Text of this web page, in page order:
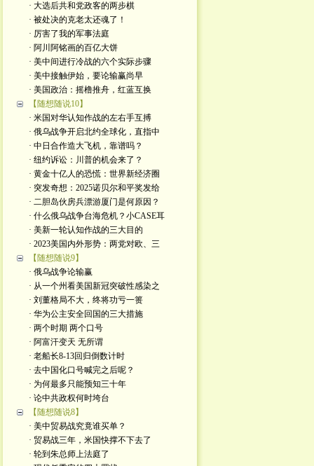
· 大选后共和党政客的两步棋
· 被处决的克老太还魂了！
· 厉害了我的军事法庭
· 阿川阿铭画的百亿大饼
· 美中间进行冷战的六个实际步骤
· 美中接触伊始，要论输赢尚早
· 美国政治：摇橹推舟，红蓝互换
【随想随说10】
· 米国对华认知作战的左右手互搏
· 俄乌战争开启北约全球化，直指中
· 中日合作造大飞机，靠谱吗？
· 纽约诉讼：川普的机会来了？
· 黄金十亿人的恐慌：世界新经济圈
· 突发奇想：2025诺贝尔和平奖发给
· 二胆岛伙房兵漂游厦门是何原因？
· 什么俄乌战争台海危机？小CASE耳
· 美新一轮认知作战的三大目的
· 2023美国内外形势：两党对欧、三
【随想随说9】
· 俄乌战争论输赢
· 从一个州看美国新冠突破性感染之
· 刘董格局不大，终将功亏一篑
· 华为公主安全回国的三大措施
· 两个时期 两个口号
· 阿富汗变天 无所谓
· 老船长8-13回归倒数计时
· 去中国化口号喊完之后呢？
· 为何最多只能预知三十年
· 论中共政权何时垮台
【随想随说8】
· 美中贸易战究竟谁买单？
· 贸易战三年，米国快撑不下去了
· 轮到朱总师上法庭了